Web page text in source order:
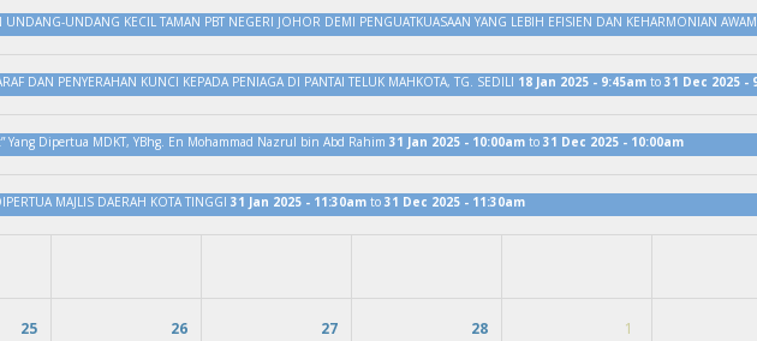
UNDANG-UNDANG KECIL TAMAN PBT NEGERI JOHOR DEMI PENGUATKUASAAN YANG LEBIH EFISIEN DAN KEHARMONIAN AWAM
DAN PENYERAHAN KUNCI KEPADA PENIAGA DI PANTAI TELUK MAHKOTA, TG. SEDILI 18 Jan 2025 - 9:45am to31 Dec 2025 -
Yang Dipertua MDKT, YBhg. En Mohammad Nazrul bin Abd Rahim31 Jan 2025 - 10:00am to31 Dec 2025 - 10:00am
MAJLIS DAERAH KOTA TINGGI31 Jan 2025 - 11:30am to31 Dec 2025 - 11:30am
25 26 27 28 1